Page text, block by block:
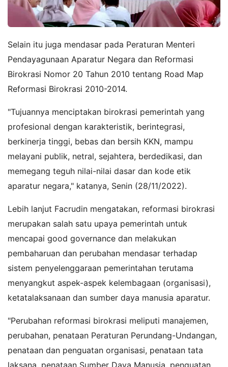
Selain itu juga mendasar pada Peraturan Menteri
Pendayagunaan Aparatur Negara dan Reformasi
Birokrasi Nomor 20 Tahun 2010 tentang Road Map
Reformasi Birokrasi 2010-2014.
"Tujuannya menciptakan birokrasi pemerintah yang
profesional dengan karakteristik, berintegrasi,
berkinerja tinggi, bebas dan bersih KKN, mampu
melayani publik, netral, sejahtera, berdedikasi, dan
memegang teguh nilai-nilai dasar dan kode etik
aparatur negara," katanya, Senin (28/11/2022).
Lebih lanjut Facrudin mengatakan, reformasi birokrasi
merupakan salah satu upaya pemerintah untuk
mencapai good governance dan melakukan
pembaharuan dan perubahan mendasar terhadap
sistem penyelenggaraan pemerintahan terutama
menyangkut aspek-aspek kelembagaan (organisasi),
ketatalaksanaan dan sumber daya manusia aparatur.
"Perubahan reformasi birokrasi meliputi manajemen,
perubahan, penataan Peraturan Perundang-Undangan,
penataan dan penguatan organisasi, penataan tata
laksana, penataan Sumber Daya Manusia, penguatan